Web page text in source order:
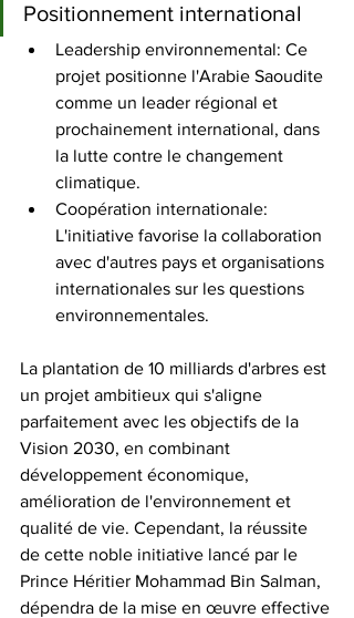
Positionnement international
Leadership environnemental: Ce
projet positionne l'Arabie Saoudite
comme un leader régional et
prochainement international, dans
la lutte contre le changement
climatique.
Coopération internationale:
L'initiative favorise la collaboration
avec d'autres pays et organisations
internationales sur les questions
environnementales.
La plantation de 10 milliards d'arbres est
un projet ambitieux qui s'aligne
parfaitement avec les objectifs de la
Vision 2030, en combinant
développement économique,
amélioration de l'environnement et
qualité de vie. Cependant, la réussite
de cette noble initiative lancé par le
Prince Héritier Mohammad Bin Salman,
dépendra de la mise en œuvre effective